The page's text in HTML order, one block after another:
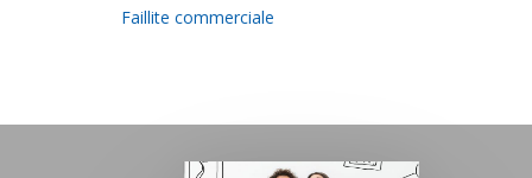
Faillite commerciale